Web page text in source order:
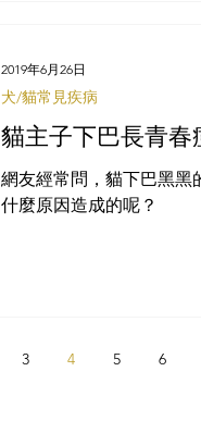
貓主子下巴長青春
網友經常問，貓下巴黑黑
什麼原因造成的呢？
犬/貓常見疾病
2019年6月26日
3 4 5 6